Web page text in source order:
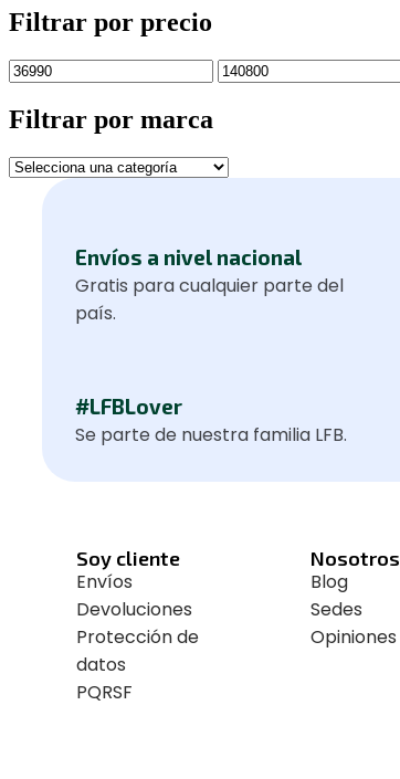
Filtrar por precio
Filtrar por marca
Envíos a nivel nacional
Gratis para cualquier parte del
país.
#LFBLover
Se parte de nuestra familia LFB.
Soy cliente
Envíos
Devoluciones
Protección de
datos
PQRSF
Nosotros
Blog
Sedes
Opiniones